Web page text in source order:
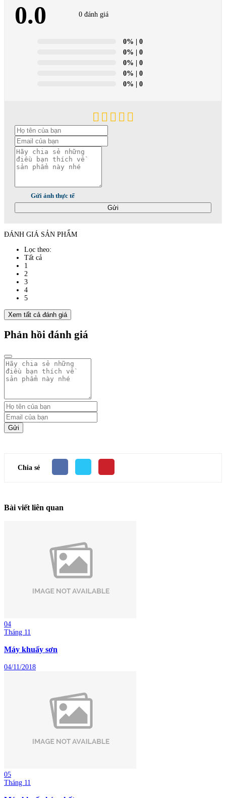
0.0 0 đánh giá
0% | 0
0% | 0
0% | 0
0% | 0
0% | 0
Gửi ảnh thực tế
Gửi
ĐÁNH GIÁ SẢN PHẨM
Lọc theo:
Tất cả
1
2
3
4
5
Xem tất cả đánh giá
Phản hồi đánh giá
Gửi
Chia sẻ
Bài viết liên quan
04
Tháng 11
Máy khuấy sơn
04/11/2018
05
Tháng 11